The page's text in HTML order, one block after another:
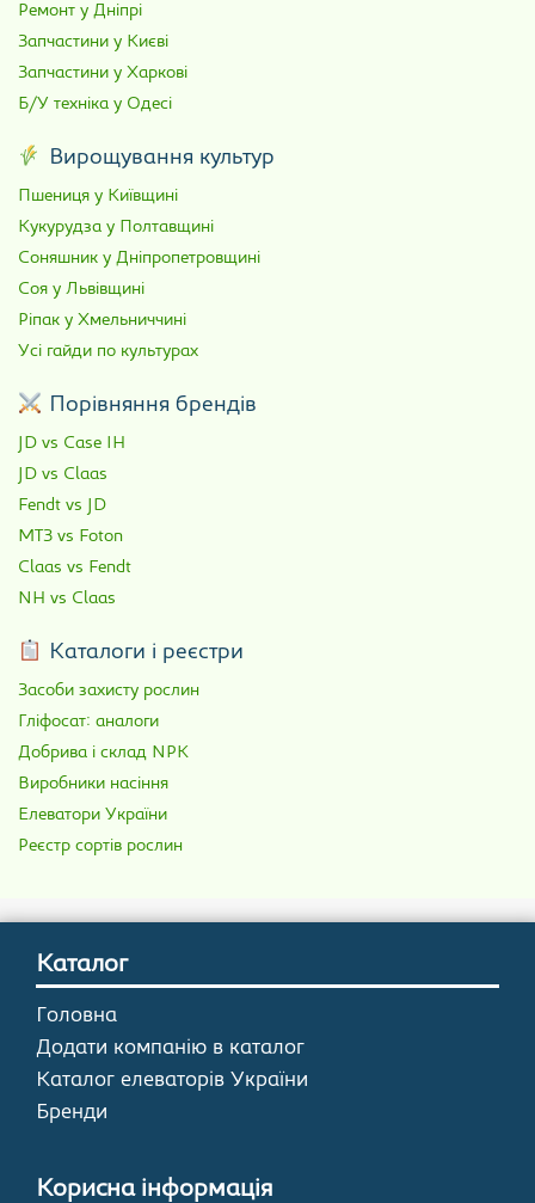
Ремонт у Дніпрі
Запчастини у Києві
Запчастини у Харкові
Б/У техніка у Одесі
Вирощування культур
Пшениця у Київщині
Кукурудза у Полтавщині
Соняшник у Дніпропетровщині
Соя у Львівщині
Ріпак у Хмельниччині
Усі гайди по культурах
Порівняння брендів
JD vs Case IH
JD vs Claas
Fendt vs JD
МТЗ vs Foton
Claas vs Fendt
NH vs Claas
Каталоги і реєстри
Засоби захисту рослин
Гліфосат: аналоги
Добрива і склад NPK
Виробники насіння
Елеватори України
Реєстр сортів рослин
Каталог
Головна
Додати компанію в каталог
Каталог елеваторів України
Бренди
Корисна інформація